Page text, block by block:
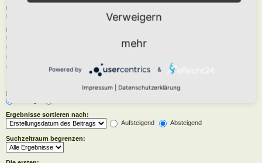
Unterforen durchsuchen:
Innerhalb suchen:
Nur im ersten Beitrag der Themen
Ergebnisse anzeigen als:
Ergebnisse sortieren nach:
Aufsteigend
Absteigend
Suchzeitraum begrenzen:
Verweigern
mehr
Powered by &
Impressum Datenschutzerklärung